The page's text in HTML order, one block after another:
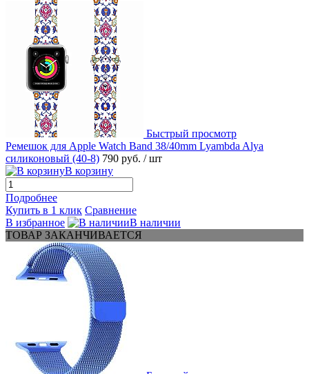
Быстрый просмотр
Ремешок для Apple Watch Band 38/40mm Lyambda Alya
силиконовый (40-8) 790 руб. / шт
В корзину
Подробнее
Купить в 1 клик Сравнение
В избранное
В наличии
ТОВАР ЗАКАНЧИВАЕТСЯ